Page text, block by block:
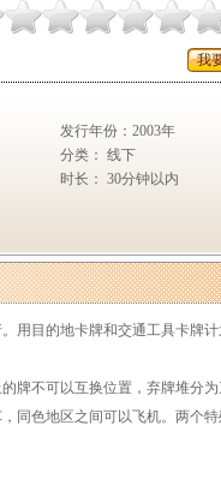
我
发行年份：2003年
分类： 线下
时长： 30分钟以内
用目的地卡牌和交通工具卡牌
牌不可以互换位置，弃牌堆分为
同色地区之间可以飞机。两个